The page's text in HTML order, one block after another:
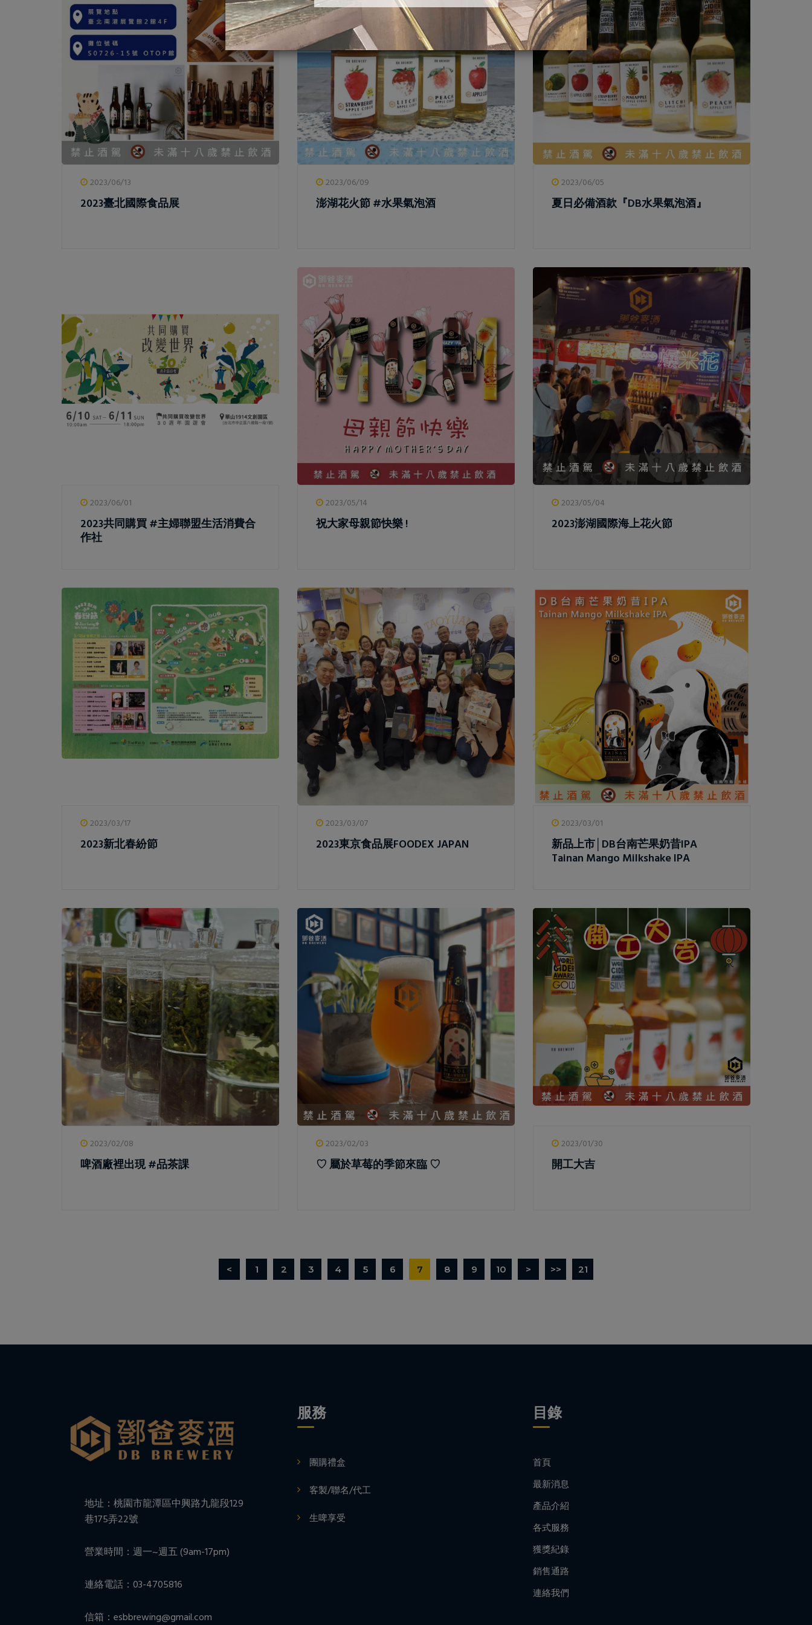
2023/06/13
2023臺北國際食品展
2023/06/09
澎湖花火節 #水果氣泡酒
2023/06/05
夏日必備酒款『DB水果氣泡酒』
2023/06/01
2023共同購買 #主婦聯盟生活消費合
作社
2023/05/14
祝大家母親節快樂 !
2023/05/04
2023澎湖國際海上花火節
2023/03/17
2023新北春紛節
2023/03/07
2023東京食品展FOODEX JAPAN
2023/03/01
新品上市│DB台南芒果奶昔IPA
Tainan Mango Milkshake IPA
2023/02/08
啤酒廠裡出現 #品茶課
2023/02/03
♡ 屬於草莓的季節來臨 ♡
2023/01/30
開工大吉
< 1 2 3 4 5 6 7 8 9 10 > >> 21
地址：桃園市龍潭區中興路九龍段129
巷175弄22號
營業時間：週一~週五 (9am-17pm)
連絡電話：03-4705816
信箱：esbbrewing@gmail.com
服務
團購禮盒
客製/聯名/代工
生啤享受
目錄
首頁
最新消息
產品介紹
各式服務
獲獎紀錄
銷售通路
連絡我們